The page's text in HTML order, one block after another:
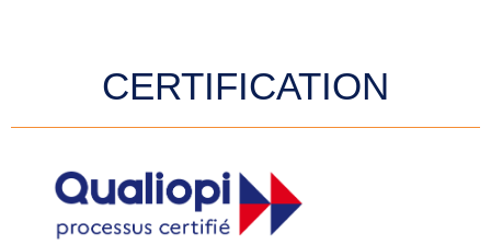
CERTIFICATION